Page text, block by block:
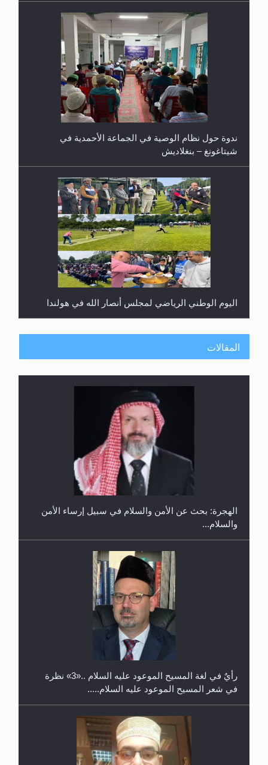
ندوة حول نظام الوصية في الجماعة الأحمدية في
شيتاغونغ – بنغلاديش
اليوم الوطني الرياضي لمجلس أنصار الله في هولندا
إتمام حفظ القرآن الكريم لثلاثة طلاب من مدرسة الحفظ
حفل توزيع الشهادات في الجامعة الأحمدية بنيجيريا لعام
المقالات
الهجرة: بحث عن الأمن والسلام في سبيل إرساء الأمن
والسلام...
رأيٌ في لغة المسيح الموعود عليه السلام ..«3» نظرة
في شعر المسيح الموعود عليه السلام.....